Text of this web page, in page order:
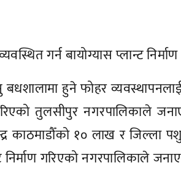
गर्न बायोग्यास प्लान्ट
हुने फोहर
तुलसीपुर नगरपालिकाले
काठमाडौँको १० लाख र जिल्ला
निर्माण गरिएको नगरपालिकाले